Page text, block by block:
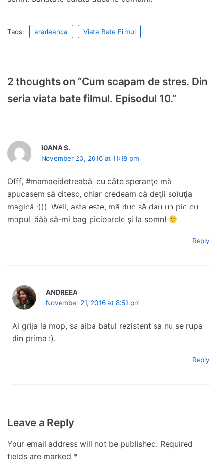
Tags: aradeanca Viata Bate Filmul
2 thoughts on “Cum scapam de stres. Din
seria viata bate filmul. Episodul 10.”
IOANA S.
November 20, 2016 at 11:18 pm
Offf, #mamaeidetreabă, cu câte speranţe mă
apucasem să citesc, chiar credeam că deţii soluţia
magică :))). Well, asta este, mă duc să dau un pic cu
mopul, ăăă să-mi bag picioarele şi la somn!
Reply
ANDREEA
November 21, 2016 at 8:51 pm
Ai grija la mop, sa aiba batul rezistent sa nu se rupa
din prima :).
Reply
Leave a Reply
Your email address will not be published. Required
fields are marked *